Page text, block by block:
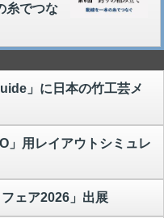
糸でつな
」に日本の竹工芸メ
用レイアウトシミュレ
ェア2026」出展